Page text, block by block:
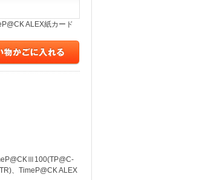
ALEX紙カード
、TimeP@CK ALEX